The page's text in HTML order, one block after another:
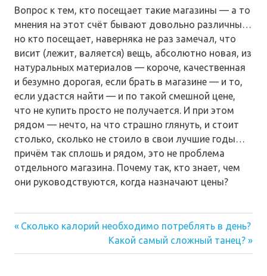
Вопрос к тем, кто посещает такие магазины — а то
мнения на этот счёт бывают довольно различны…
но кто посещает, наверняка не раз замечал, что
висит (лежит, валяется) вещь, абсолютно новая, из
натуральных материалов — короче, качественная
и безумно дорогая, если брать в магазине — и то,
если удастся найти — и по такой смешной цене,
что не купить просто не получается. И при этом
рядом — нечто, на что страшно глянуть, и стоит
столько, сколько не стоило в свои лучшие годы…
причём так сплошь и рядом, это не проблема
отдельного магазина. Почему так, кто знает, чем
они руководствуются, когда назначают цены?
Навигация
по
Предыдущая
Сколько калорий необходимо потреблять в день?
Следующая
запись:
Какой самый сложный танец?